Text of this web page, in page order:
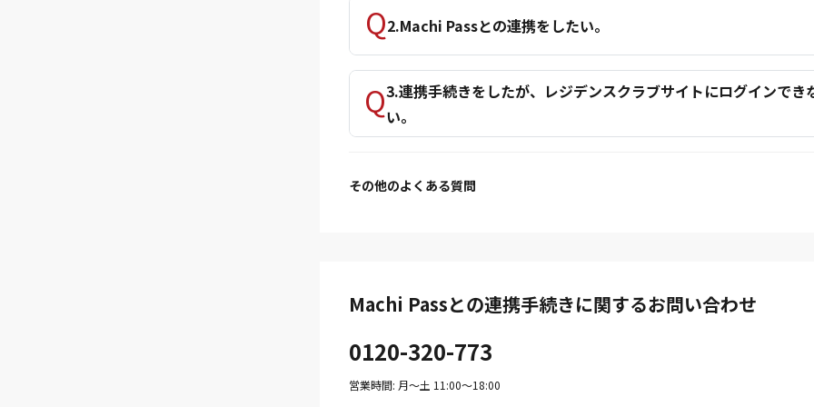
2.Machi Passとの連携をしたい。
3.連携手続きをしたが、レジデンスクラブサイトにログインでき
い。
その他のよくある質問
Machi Passとの連携手続きに関するお問い合わせ
0120-320-773
営業時間: 月〜土 11:00〜18:00